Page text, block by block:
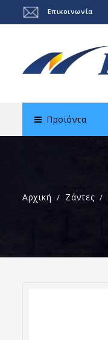
Επικοινωνία
Προϊόντα
Αρχική Ζάντες